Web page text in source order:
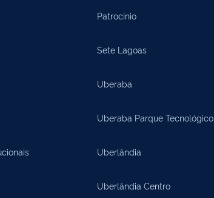
Patrocínio
Sete Lagoas
Uberaba
Uberaba Parque Tecnológico
Uberlândia
Uberlândia Centro